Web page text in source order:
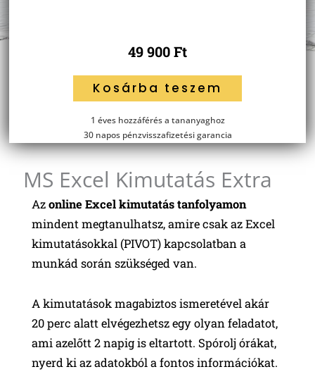
49 900Ft
MS
Excel
Extra
mennyiség
Kosárba teszem
1 éves hozzáférés a tananyaghoz
30 napos pénzvisszafizetési garancia
MS Excel Kimutatás Extra
Azonline Excel kimutatás tanfolyamon
mindent megtanulhatsz, amire csak az Excel
kimutatásokkal (PIVOT) kapcsolatban a
munkád során szükséged van.
A kimutatások magabiztos ismeretével akár
20 perc alatt elvégezhetsz egy olyan feladatot,
ami azelőtt 2 napig is eltartott. Spórolj órákat,
nyerd ki az adatokból a fontos információkat.